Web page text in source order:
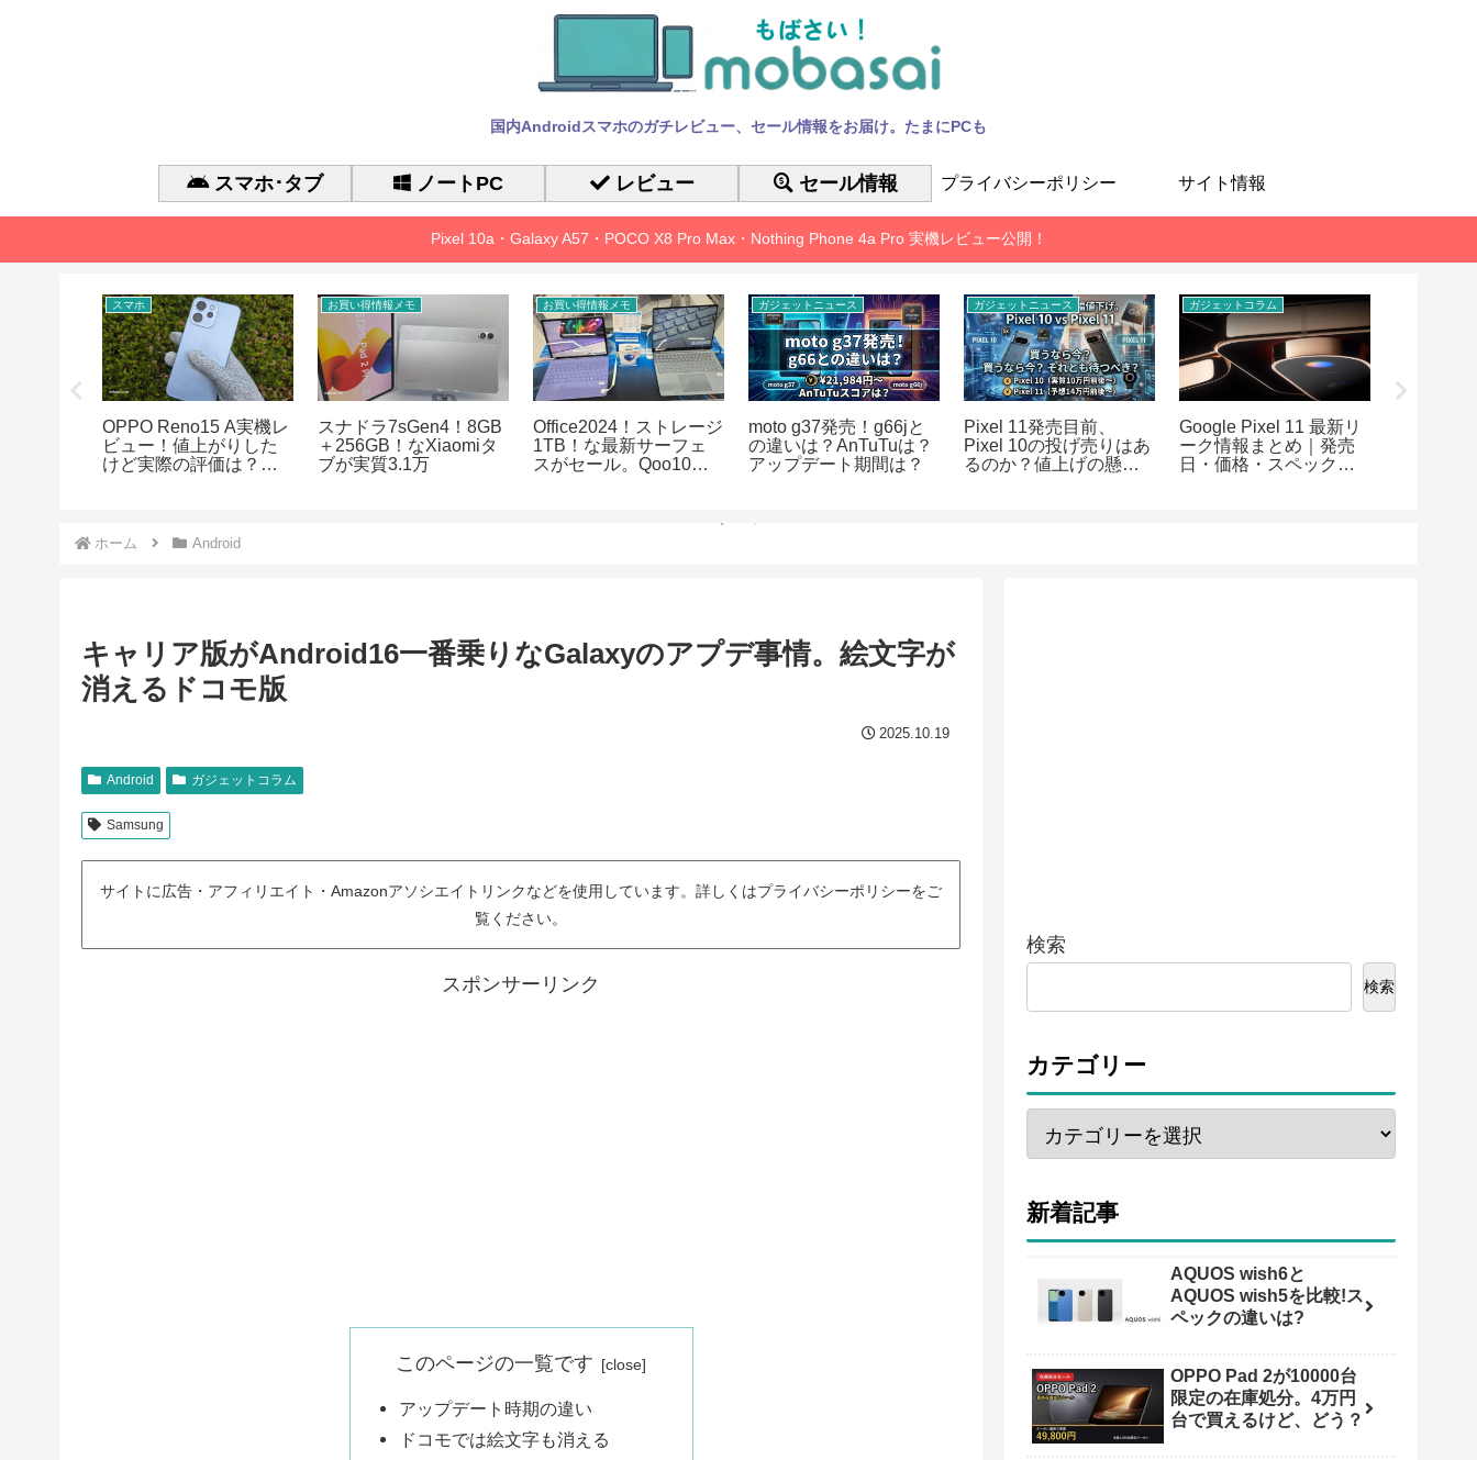
国内Androidスマホのガチレビュー、セール情報をお届け。たまにPCも
スマホ･タブ ノートPC レビュー セール情報 プライバシーポリシー サイト情報
Pixel 10a・Galaxy A57・POCO X8 Pro Max・Nothing Phone 4a Pro 実機レビュー公開！
スマホ
OPPO Reno15 A実機レ
ビュー！値上がりした
けど実際の評価は？徹
お買い得情報メモ
スナドラ7sGen4！8GB
＋256GB！なXiaomiタ
ブが実質3.1万
お買い得情報メモ
Office2024！ストレージ
1TB！な最新サーフェ
スがセール。Qoo10メ
ガジェットニュース
moto g37発売！g66jと
の違いは？AnTuTuは？
アップデート期間は？
ガジェットニュース
Pixel 11発売目前、
Pixel 10の投げ売りはあ
るのか？値上げの懸念
ガジェットコラム
Google Pixel 11 最新リ
ーク情報まとめ｜発売
日・価格・スペック予
ホーム Android
キャリア版がAndroid16一番乗りなGalaxyのアプデ事情。絵文字が
消えるドコモ版
2025.10.19
Android ガジェットコラム
Samsung
サイトに広告・アフィリエイト・Amazonアソシエイトリンクなどを使用しています。詳しくはプライバシーポリシーをご
覧ください。
スポンサーリンク
このページの一覧です
アップデート時期の違い
ドコモでは絵文字も消える
検索
検索
カテゴリー
新着記事
AQUOS wish6と
AQUOS wish5を比較!ス
ペックの違いは?
OPPO Pad 2が10000台
限定の在庫処分。4万円
台で買えるけど、どう？